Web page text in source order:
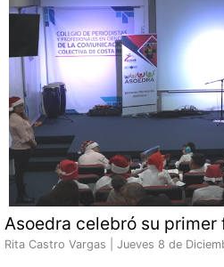
Asoedra celebró su
Rita Castro Vargas | Jueves 8 de